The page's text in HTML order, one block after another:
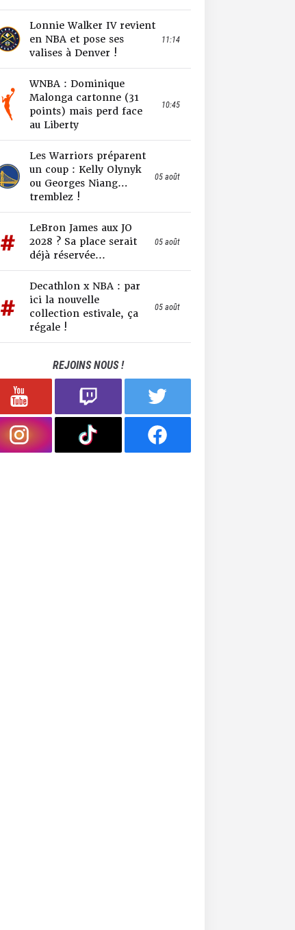
Lonnie Walker IV revient
en NBA et pose ses
valises à Denver !
11:14
WNBA : Dominique
Malonga cartonne (31
points) mais perd face
au Liberty
10:45
Les Warriors préparent
un coup : Kelly Olynyk
ou Georges Niang…
tremblez !
05 août
LeBron James aux JO
2028 ? Sa place serait
déjà réservée...
05 août
Decathlon x NBA : par
ici la nouvelle
collection estivale, ça
régale !
05 août
REJOINS NOUS !